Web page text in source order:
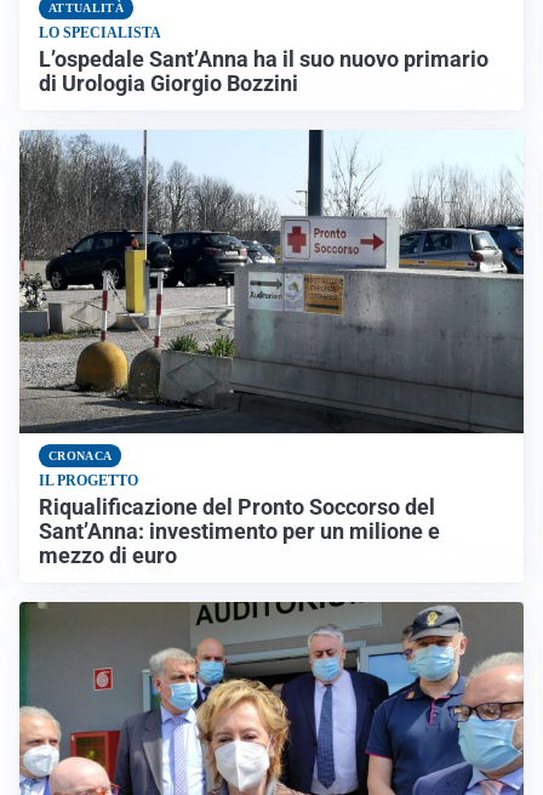
ATTUALITÀ
LO SPECIALISTA
L’ospedale Sant’Anna ha il suo nuovo primario
di Urologia Giorgio Bozzini
CRONACA
IL PROGETTO
Riqualificazione del Pronto Soccorso del
Sant’Anna: investimento per un milione e
mezzo di euro